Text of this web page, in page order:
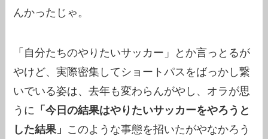
んかったじゃ。
「自分たちのやりたいサッカー」とか言っとるが
やけど、実際密集してショートパスをばっかし繋
いでいる姿は、去年も変わらんがやし、オラが思
うに 「今日の結果はやりたいサッカーをやろうと
した結果」 このような事態を招いたがやなかろう